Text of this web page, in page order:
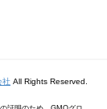
社 All Rights Reserved.